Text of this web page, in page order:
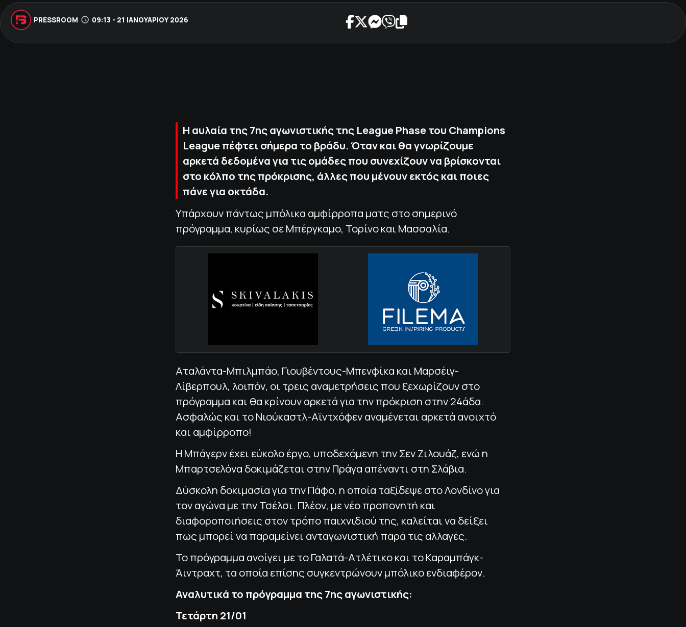
PRESSROOM 09:13 - 21 ΙΑΝΟΥΑΡΊΟΥ 2026
Η αυλαία της 7ης αγωνιστικής της League Phase του Champions
League πέφτει σήμερα το βράδυ. Όταν και θα γνωρίζουμε
αρκετά δεδομένα για τις ομάδες που συνεχίζουν να βρίσκονται
στο κόλπο της πρόκρισης, άλλες που μένουν εκτός και ποιες
πάνε για οκτάδα.
Υπάρχουν πάντως μπόλικα αμφίρροπα ματς στο σημερινό
πρόγραμμα, κυρίως σε Μπέργκαμο, Τορίνο και Μασσαλία.
Αταλάντα-Μπιλμπάο, Γιουβέντους-Μπενφίκα και Μαρσέιγ-
Λίβερπουλ, λοιπόν, οι τρεις αναμετρήσεις που ξεχωρίζουν στο
πρόγραμμα και θα κρίνουν αρκετά για την πρόκριση στην 24άδα.
Ασφαλώς και το Νιούκαστλ-Αϊντχόφεν αναμένεται αρκετά ανοιχτό
και αμφίρροπο!
Η Μπάγερν έχει εύκολο έργο, υποδεχόμενη την Σεν Ζιλουάζ, ενώ η
Μπαρτσελόνα δοκιμάζεται στην Πράγα απέναντι στη Σλάβια.
Δύσκολη δοκιμασία για την Πάφο, η οποία ταξίδεψε στο Λονδίνο για
τον αγώνα με την Τσέλσι. Πλέον, με νέο προπονητή και
διαφοροποιήσεις στον τρόπο παιχνιδιού της, καλείται να δείξει
πως μπορεί να παραμείνει ανταγωνιστική παρά τις αλλαγές.
Το πρόγραμμα ανοίγει με το Γαλατά-Ατλέτικο και το Καραμπάγκ-
Άιντραχτ, τα οποία επίσης συγκεντρώνουν μπόλικο ενδιαφέρον.
Αναλυτικά το πρόγραμμα της 7ης αγωνιστικής:
Τετάρτη 21/01